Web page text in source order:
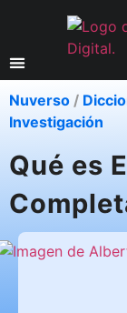
Nuverso /
Investigación
Qué es